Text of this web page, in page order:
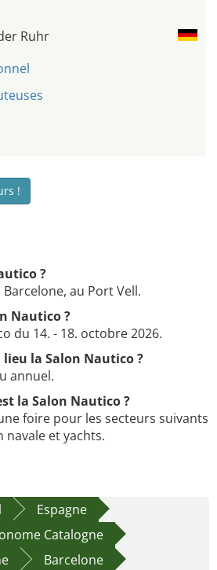
Ruhr
!
?
au Port Vell.
Nautico ?
du 14. - 18. octobre 2026.
la Salon Nautico ?
annuel.
la Salon Nautico ?
foire pour les secteurs suivants
et yachts.
Espagne
Catalogne
Barcelone